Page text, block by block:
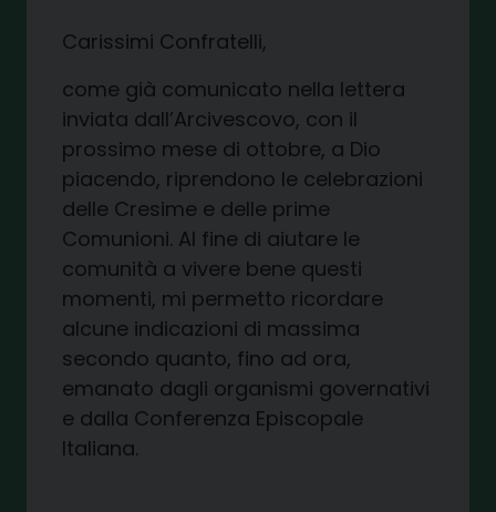
Carissimi Confratelli,
come già comunicato nella lettera
inviata dall’Arcivescovo, con il
prossimo mese di ottobre, a Dio
piacendo, riprendono le celebrazioni
delle Cresime e delle prime
Comunioni. Al fine di aiutare le
comunità a vivere bene questi
momenti, mi permetto ricordare
alcune indicazioni di massima
secondo quanto, fino ad ora,
emanato dagli organismi governativi
e dalla Conferenza Episcopale
Italiana.